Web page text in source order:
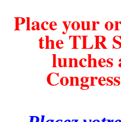
Place your
the TLR